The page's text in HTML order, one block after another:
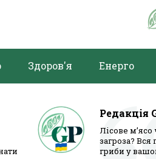
Здоров'я Енерго
Редакція
Лісове м’ясо
загроза? Вся
гриби у